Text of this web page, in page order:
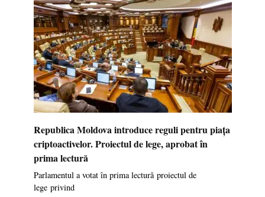
Republica Moldova introduce reguli pentru piața
criptoactivelor. Proiectul de lege, aprobat în
prima lectură
Parlamentul a votat în prima lectură proiectul de
lege privind